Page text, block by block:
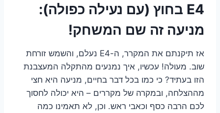
E4 בחוץ (עם נעילה כפולה):
מניעה זה שם המשחק!
אז תיקנתם את המקרר, ה-E4 נעלם, והשמש זורחת
שוב. מעולה! עכשיו, איך נמנעים מהתקלה המעצבנת
הזו בעתיד? כי כמו בכל דבר בחיים, מניעה היא חצי
מההצלחה, ובמקרה של מקררים – היא יכולה לחסוך
לכם הרבה כסף וכאבי ראש. וכן, לא תאמינו כמה